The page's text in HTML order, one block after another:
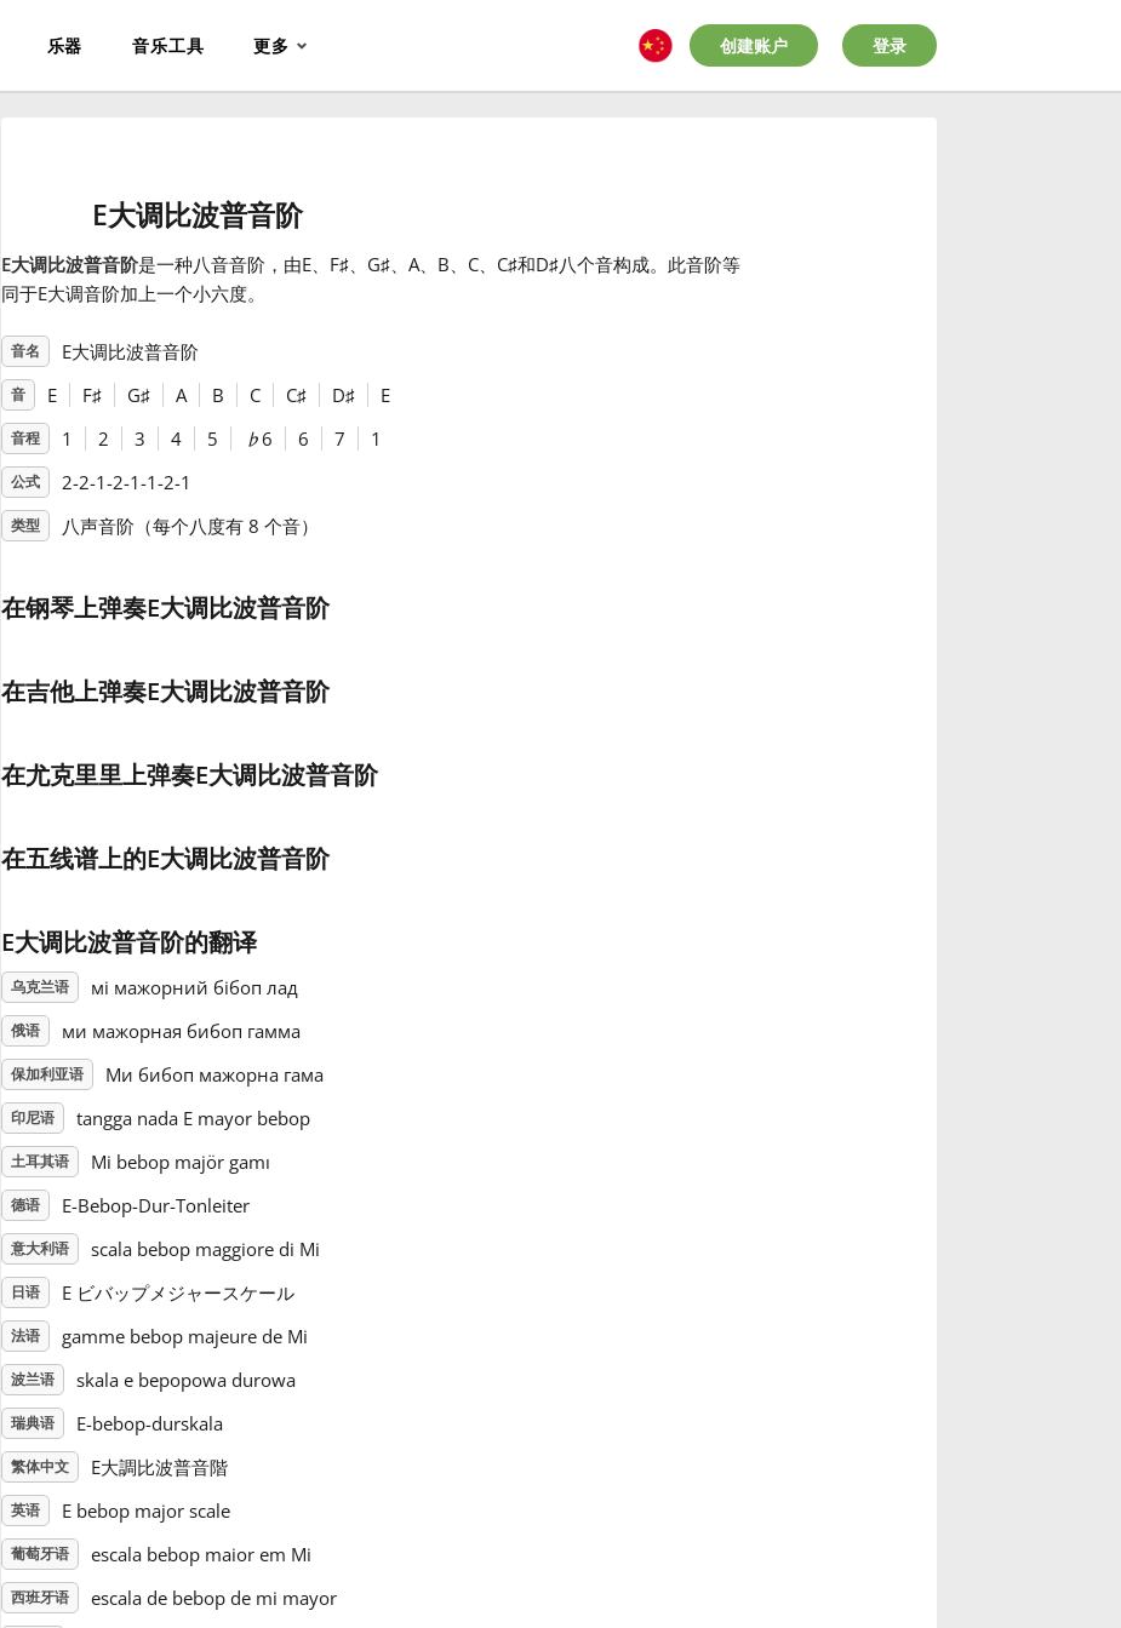
乐器 音乐工具 更多 创建账户 登录
E大调比波普音阶
E大调比波普音阶是一种八音音阶，由E、F♯、G♯、A、B、C、C♯和D♯八个音构成。此音阶等
同于E大调音阶加上一个小六度。
音名 E大调比波普音阶
音 E F♯ G♯ A B C C♯ D♯ E
音程 1 2 3 4 5 ♭6 6 7 1
公式 2-2-1-2-1-1-2-1
类型 八声音阶（每个八度有 8 个音）
在钢琴上弹奏E大调比波普音阶
在吉他上弹奏E大调比波普音阶
在尤克里里上弹奏E大调比波普音阶
在五线谱上的E大调比波普音阶
E大调比波普音阶的翻译
乌克兰语 мі мажорний бібоп лад
俄语 ми мажорная бибоп гамма
保加利亚语 Ми бибоп мажорна гама
印尼语 tangga nada E mayor bebop
土耳其语 Mi bebop majör gamı
德语 E-Bebop-Dur-Tonleiter
意大利语 scala bebop maggiore di Mi
日语 E ビバップメジャースケール
法语 gamme bebop majeure de Mi
波兰语 skala e bepopowa durowa
瑞典语 E-bebop-durskala
繁体中文 E大調比波普音階
英语 E bebop major scale
葡萄牙语 escala bebop maior em Mi
西班牙语 escala de bebop de mi mayor